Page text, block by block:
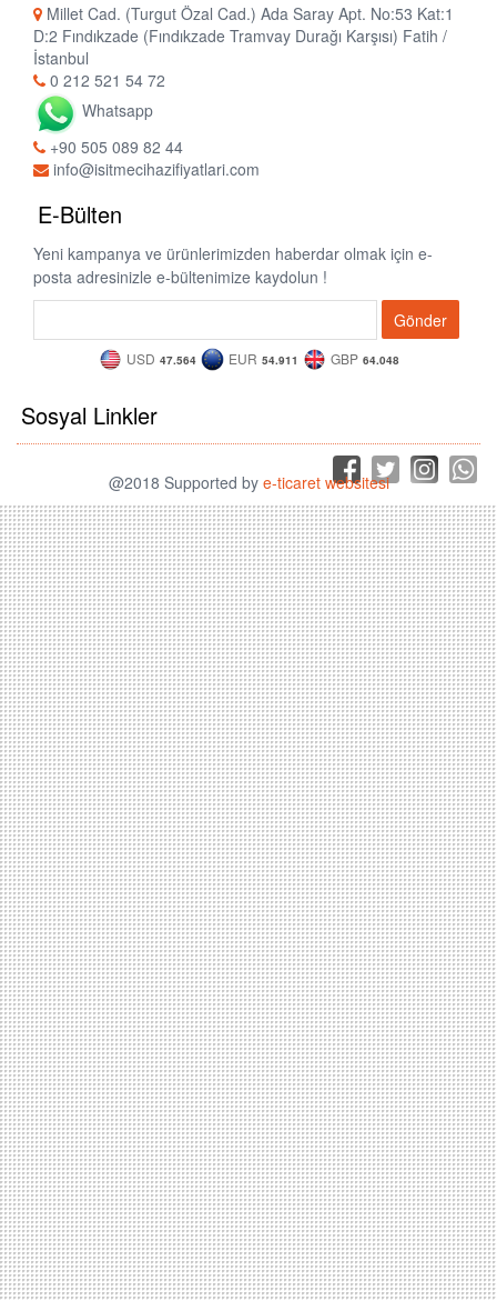
Millet Cad. (Turgut Özal Cad.) Ada Saray Apt. No:53 Kat:1
D:2 Fındıkzade (Fındıkzade Tramvay Durağı Karşısı) Fatih /
İstanbul
0 212 521 54 72
Whatsapp
+90 505 089 82 44
info@isitmecihazifiyatlari.com
E-Bülten
Yeni kampanya ve ürünlerimizden haberdar olmak için e-
posta adresinizle e-bültenimize kaydolun !
Gönder
USD 47.564 EUR 54.911 GBP 64.048
Sosyal Linkler
@2018 Supported by e-ticaret websitesi